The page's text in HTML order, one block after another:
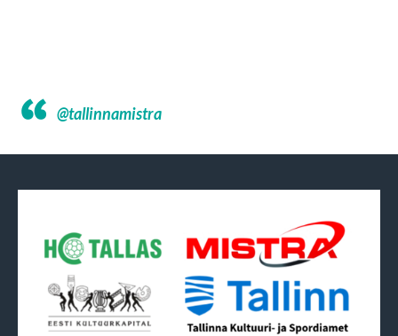
@tallinnamistra